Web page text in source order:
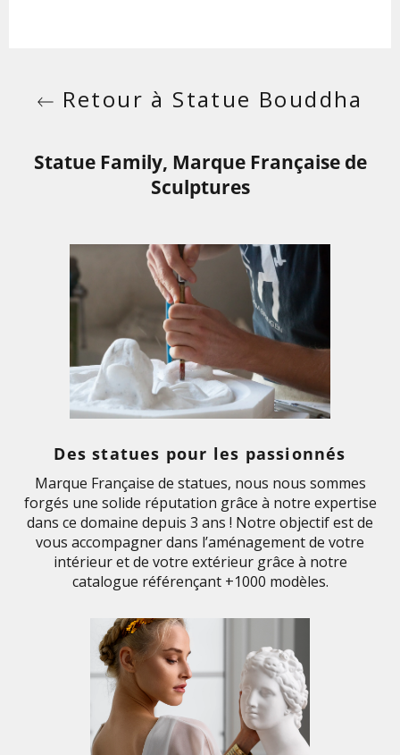
Retour à Statue Bouddha
Statue Family, Marque Française de
Sculptures
Des statues pour les passionnés
Marque Française de statues, nous nous sommes
forgés une solide réputation grâce à notre expertise
dans ce domaine depuis 3 ans ! Notre objectif est de
vous accompagner dans l’aménagement de votre
intérieur et de votre extérieur grâce à notre
catalogue référençant +1000 modèles.